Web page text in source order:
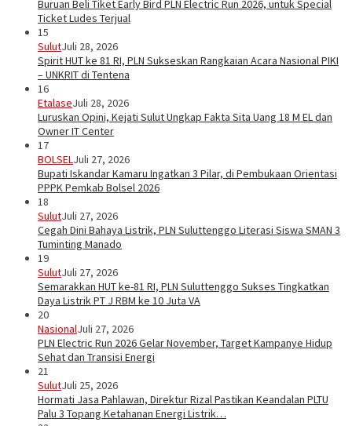
Buruan Beli Tiket Early Bird PLN Electric Run 2026, untuk Special
Ticket Ludes Terjual
15
SulutJuli 28, 2026
Spirit HUT ke 81 RI, PLN Sukseskan Rangkaian Acara Nasional PIKI
– UNKRIT di Tentena
16
EtalaseJuli 28, 2026
Luruskan Opini, Kejati Sulut Ungkap Fakta Sita Uang 18 M EL dan
Owner IT Center
17
BOLSELJuli 27, 2026
Bupati Iskandar Kamaru Ingatkan 3 Pilar, di Pembukaan Orientasi
PPPK Pemkab Bolsel 2026
18
SulutJuli 27, 2026
Cegah Dini Bahaya Listrik, PLN Suluttenggo Literasi Siswa SMAN 3
Tuminting Manado
19
SulutJuli 27, 2026
Semarakkan HUT ke-81 RI, PLN Suluttenggo Sukses Tingkatkan
Daya Listrik PT J RBM ke 10 Juta VA
20
NasionalJuli 27, 2026
PLN Electric Run 2026 Gelar November, Target Kampanye Hidup
Sehat dan Transisi Energi
21
SulutJuli 25, 2026
Hormati Jasa Pahlawan, Direktur Rizal Pastikan Keandalan PLTU
Palu 3 Topang Ketahanan Energi Listrik…